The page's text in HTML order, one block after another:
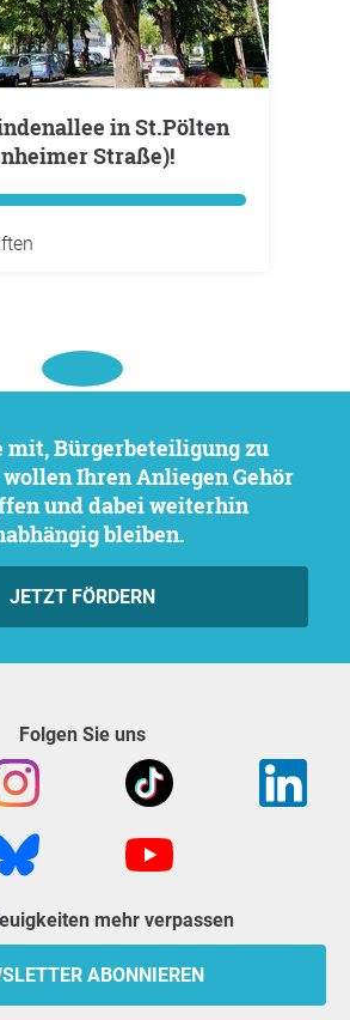
Straße)!
Ihren Anliegen Gehör
und dabei weiterhin
bleiben.
JETZT FÖRDERN
Folgen Sie uns
mehr verpassen
ABONNIEREN